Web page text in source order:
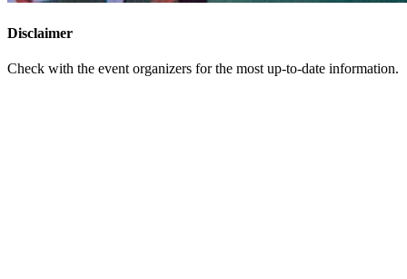
Disclaimer
Check with the event organizers for the most up-to-date information.